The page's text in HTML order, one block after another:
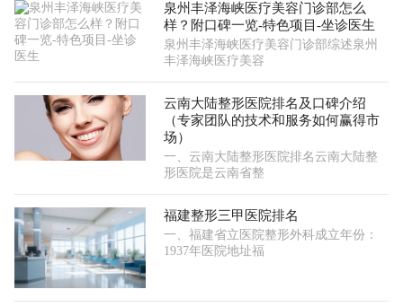
泉州丰泽海峡医疗美容门诊部怎么
样？附口碑一览-特色项目-坐诊医生
泉州丰泽海峡医疗美容门诊部综述泉州
丰泽海峡医疗美容
云南大陆整形医院排名及口碑介绍
（专家团队的技术和服务如何赢得市
场）
一、云南大陆整形医院排名云南大陆整
形医院是云南省整
福建整形三甲医院排名
一、福建省立医院整形外科成立年份：
1937年医院地址福